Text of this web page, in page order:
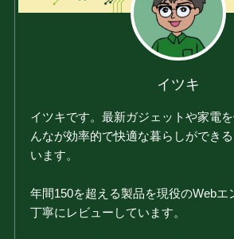
イツキ
イツキです。最新ガジェットや家電
んなが効率的で快適な暮らしができ
います。
年間150を超える製品を現役のWebエ
丁寧にレビューしています。